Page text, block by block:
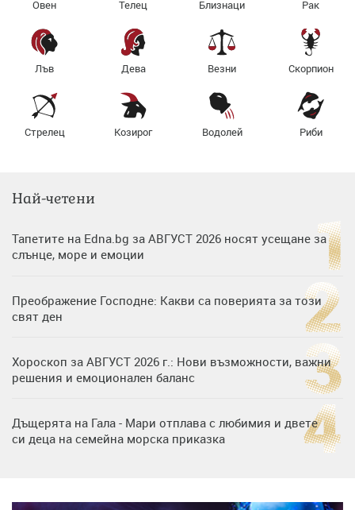
Овен Телец Близнаци Рак
Лъв Дева Везни Скорпион
Стрелец Козирог Водолей Риби
Най-четени
Тапетите на Edna.bg за АВГУСТ 2026 носят усещане за
слънце, море и емоции
Преображение Господне: Какви са поверията за този
свят ден
Хороскоп за АВГУСТ 2026 г.: Нови възможности, важни
решения и емоционален баланс
Дъщерята на Гала - Мари отплава с любимия и двете
си деца на семейна морска приказка
Димов издадоха своето любимо място